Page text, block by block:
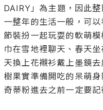
DAIRY」為主題，因此
一整年的生活一般，可
節裝扮一起玩耍的軟萌
巾在雪地裡聊天、春天
天換上花襯衫戴上墨鏡
樹果實準備開吃的呆萌身
奇蒂粉進去之前一定要